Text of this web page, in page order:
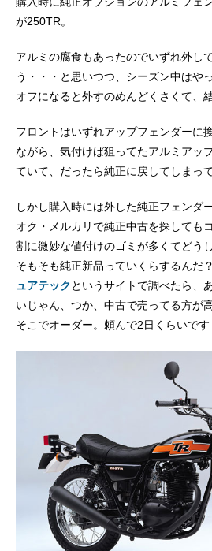
が250TR。
アルミの腐食もあったのでいずれ外し
う・・・と思いつつ、シーズン中はや
オフになると外すのめんどくさくて、
フロントはいずれアップフェンダーに
ながら、気付けば狙ってたアルミアッ
ていて、だったら純正に戻してしまっ
しかし購入時には外した純正フェンダ
オク・メルカリで純正中古を探しても
割に微妙な値付けのゴミが多くてどう
そもそも純正新品っていくらするんだ
ュアテック というサイトで調べたら、
いじゃん、つか、中古で売ってる方が
そこでオーダー。頼んで2日くらいです